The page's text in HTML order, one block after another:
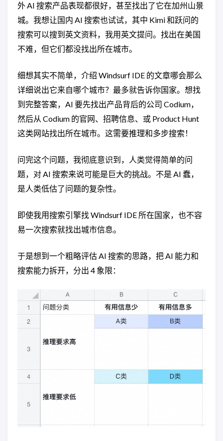
外 AI 搜索产品表现都很好，甚至找出了它在加州山景
城。我想让国内 AI 搜索也试试，其中 Kimi 和跃问的
搜索可以搜到英文资料，我用英文提问。找出在美国
不难，但它们都没找出所在城市。
细想其实不简单，介绍 Windsurf IDE 的文章哪会那么
详细说出它来自哪个城市？最多就告诉你国家。想找
到完整答案，AI 要先找出产品背后的公司 Codium，
然后从 Codium 的官网、招聘信息、或 Product Hunt
这类网站找出所在城市。这需要推理和多步搜索！
问完这个问题，我彻底意识到，人类觉得简单的问
题，对 AI 搜索来说可能是巨大的挑战。不是 AI 蠢，
是人类低估了问题的复杂性。
即使我用搜索引擎找 Windsurf IDE 所在国家，也不容
易一次搜索就找出城市信息。
于是想到一个粗略评估 AI 搜索的思路，把 AI 能力和
搜索能力拆开，分出 4 象限：